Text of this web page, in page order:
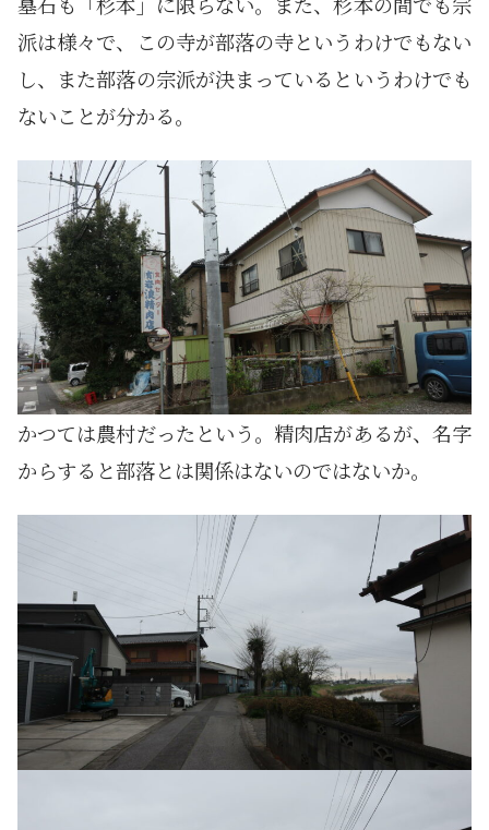
派は様々で、この寺が部落の寺というわけでもない
し、また部落の宗派が決まっているというわけでも
ないことが分かる。
かつては農村だったという。精肉店があるが、名字
からすると部落とは関係はないのではないか。